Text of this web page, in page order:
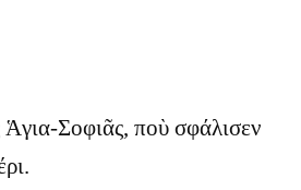
Σοφιᾶς, ποὺ σφάλισεν